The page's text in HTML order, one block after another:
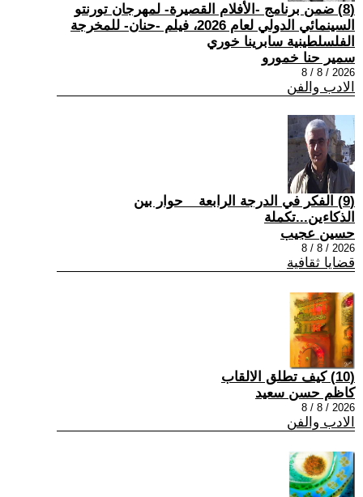
(8) ضمن برنامج -الأفلام القصيرة- لمهرجان تورنتو
السينمائي الدولي لعام 2026، فيلم -حنان- للمخرجة
الفلسلطينية سابرينا خوري
سمير حنا خمورو
2026 / 8 / 8
الادب والفن
(9) الفكر في الدرجة الرابعة _ حوار بين
الذكاءين...تكملة
حسين عجيب
2026 / 8 / 8
قضايا ثقافية
(10) كيف تطلق الالقاب
كاظم حسن سعيد
2026 / 8 / 8
الادب والفن